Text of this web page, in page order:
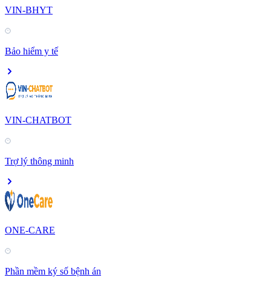
VIN-BHYT
Bảo hiểm y tế
VIN-CHATBOT
Trợ lý thông minh
ONE-CARE
Phần mềm ký số bệnh án